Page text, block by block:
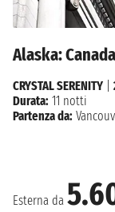
Alaska:
Esterna da
CRYSTAL SERENITY
Durata: 11 notti
Partenza da: